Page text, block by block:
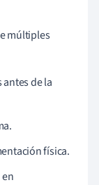
múltiples
de la
física.